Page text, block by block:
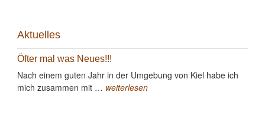
Aktuelles
Öfter mal was Neues!!!
Nach einem guten Jahr in der Umgebung von Kiel habe ich
mich zusammen mit … weiterlesen